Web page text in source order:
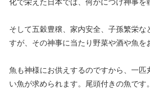
そして五穀豊穣、家内安全、子孫繁栄な
すが、その神事に当たり野菜や酒や魚を
魚も神様にお供えするのですから、一匹
い魚が求められます。尾頭付きの魚です。